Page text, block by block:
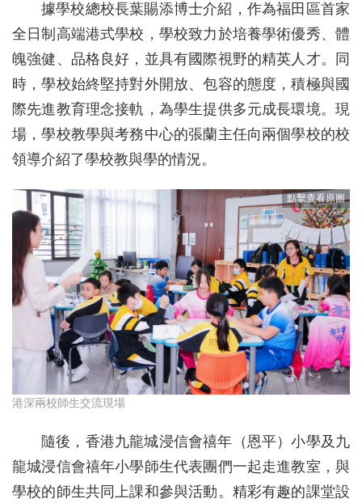
據學校總校長葉賜添博士介紹，作為福田區首家
全日制高端港式學校，學校致力於培養學術優秀、體
魄強健、品格良好，並具有國際視野的精英人才。同
時，學校始終堅持對外開放、包容的態度，積極與國
際先進教育理念接軌，為學生提供多元成長環境。現
場，學校教學與考務中心的張蘭主任向兩個學校的校
領導介紹了學校教與學的情況。
港深兩校師生交流現場
隨後，香港九龍城浸信會禧年（恩平）小學及九
龍城浸信會禧年小學師生代表團們一起走進教室，與
學校的師生共同上課和參與活動。精彩有趣的課堂設